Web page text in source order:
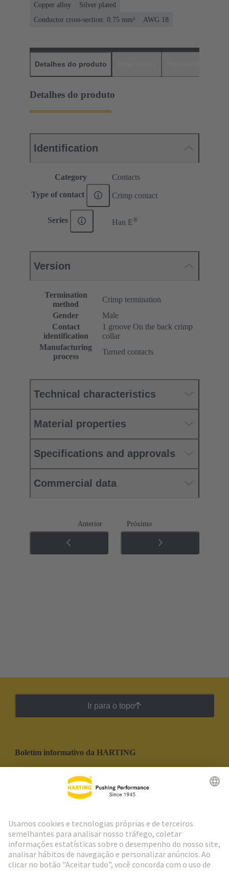
Copper alloy
Silver plated
Conductor cross-section: 0.75 mm²
AWG 18
Detalhes do produto
Detalhes do produto
Identification
Category Contacts
Type of contact Crimp contact
Series Han E®
Version
Termination
method
Crimp termination
Gender
Male
Contact
identification
1 groove On the back crimp
collar
Manufacturing
process
Turned contacts
Technical characteristics
Material properties
Specifications and approvals
Commercial data
Anterior Próximo
Ir para o topo
Boletim informativo da HARTING
Social Media